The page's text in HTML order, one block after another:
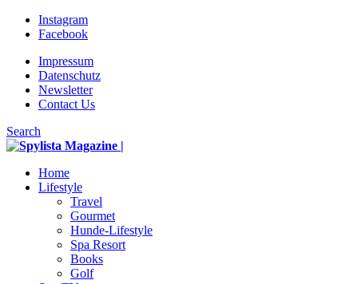
Instagram
Facebook
Impressum
Datenschutz
Newsletter
Contact Us
Search
Home
Lifestyle
Travel
Gourmet
Hunde-Lifestyle
Spa Resort
Books
Golf